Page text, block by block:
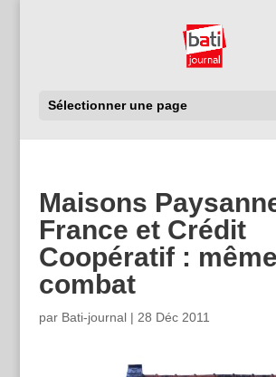
Sélectionner une page
Maisons
France et Crédit
Coopératif : même
combat
par Bati-journal| 28 Déc 2011